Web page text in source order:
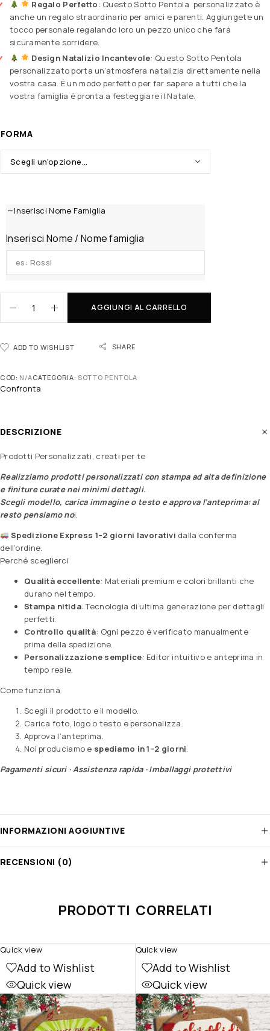
Regalo Perfetto : Questo Sotto Pentola personalizzato è
anche un regalo straordinario per amici e parenti. Aggiungete un
tocco personale regalando loro un pezzo unico che farà
sicuramente sorridere.
Design Natalizio Incantevole: Questo Sotto Pentola
personalizzato porta un’atmosfera natalizia direttamente nella
vostra casa. È un modo perfetto per far sapere a tutti che la
vostra famiglia è pronta a festeggiare il Natale.
FORMA
Inserisci Nome Famiglia
Inserisci Nome / Nome famiglia
AGGIUNGI AL CARRELLO
ADD TO WISHLIST SHARE
COD: N/ACATEGORIA: SOTTO PENTOLA
Confronta
DESCRIZIONE
Prodotti Personalizzati, creati per te
Realizziamo prodotti personalizzati con stampa ad alta definizione
e finiture curate nei minimi dettagli.
Scegli modello, carica immagine o testo e approva l’anteprima: al
resto pensiamo noi.
Spedizione Express 1–2 giorni lavorativi dalla conferma
dell’ordine.
Perché sceglierci
Qualità eccellente: Materiali premium e colori brillanti che
durano nel tempo.
Stampa nitida: Tecnologia di ultima generazione per dettagli
perfetti.
Controllo qualità: Ogni pezzo è verificato manualmente
prima della spedizione.
Personalizzazione semplice: Editor intuitivo e anteprima in
tempo reale.
Come funziona
Scegli il prodotto e il modello.
Carica foto, logo o testo e personalizza.
Approva l’anteprima.
Noi produciamo e spediamo in 1–2 giorni.
Pagamenti sicuri · Assistenza rapida · Imballaggi protettivi
INFORMAZIONI AGGIUNTIVE
RECENSIONI (0)
PRODOTTI CORRELATI
Add to Wishlist
Quick view
Quick view
Add to Wishlist
Quick view
Quick view